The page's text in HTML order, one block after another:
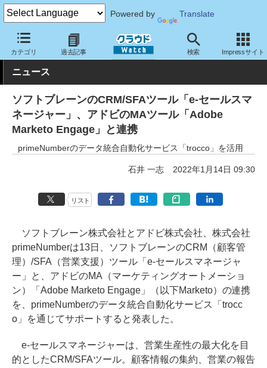
Powered by Translate
カテゴリ 過去記事 検索 Impressサイト
クラウド Watch トピック 協業・提携 国内
ニュース
ソフトブレーンのCRM/SFAツール「e-セールスマ
ネージャー」、アドビのMAツール「Adobe
Marketo Engage」と連携
primeNumberのデータ統合自動化サービス「trocco」を活用
石井 一志 2022年1月14日 09:30
リスト
ソフトブレーン株式会社とアドビ株式会社、株式会社
primeNumberは13日、ソフトブレーンのCRM（顧客管
理）/SFA（営業支援）ツール「e-セールスマネージャ
ー」と、アドビのMA（マーケティングオートメーショ
ン）「Adobe Marketo Engage」（以下Marketo）の連携
を、primeNumberのデータ統合自動化サービス「trocc
o」を通じてサポートすると発表した。
e-セールスマネージャーは、営業生産性の最大化を目
的としたCRM/SFAツール。顧客情報の集約、営業の報告